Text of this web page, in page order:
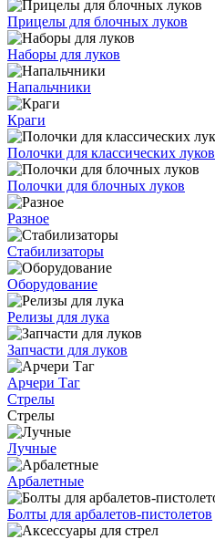
Прицелы для блочных луков
Наборы для луков
Напальчники
Краги
Полочки для классических луков
Полочки для блочных луков
Разное
Стабилизаторы
Оборудование
Релизы для лука
Запчасти для луков
Арчери Таг
Стрелы
Стрелы
Лучные
Арбалетные
Болты для арбалетов-пистолетов